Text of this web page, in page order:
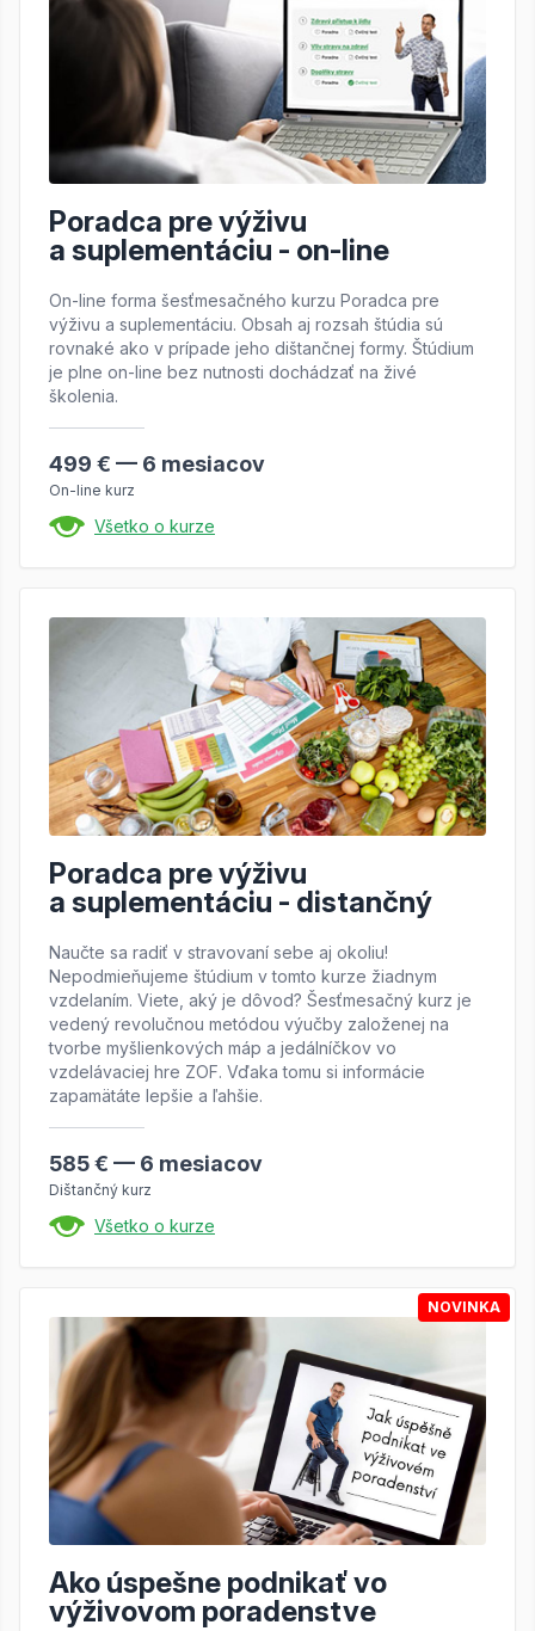
Poradca pre výživu
a suplementáciu - on-line
On-line forma šesťmesačného kurzu Poradca pre
výživu a suplementáciu. Obsah aj rozsah štúdia sú
rovnaké ako v prípade jeho dištančnej formy. Štúdium
je plne on-line bez nutnosti dochádzať na živé
školenia.
499 € — 6 mesiacov
On-line kurz
Všetko o kurze
Poradca pre výživu
a suplementáciu - distančný
Naučte sa radiť v stravovaní sebe aj okoliu!
Nepodmieňujeme štúdium v ​​tomto kurze žiadnym
vzdelaním. Viete, aký je dôvod? Šesťmesačný kurz je
vedený revolučnou metódou výučby založenej na
tvorbe myšlienkových máp a jedálníčkov vo
vzdelávaciej hre ZOF. Vďaka tomu si informácie
zapamätáte lepšie a ľahšie.
585 € — 6 mesiacov
Dištančný kurz
Všetko o kurze
NOVINKA
Ako úspešne podnikať vo
výživovom poradenstve